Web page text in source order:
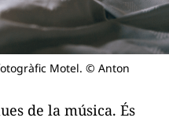
Motel. © Anton
de la música. És